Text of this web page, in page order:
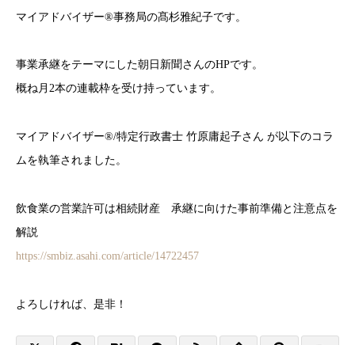
マイアドバイザー®事務局の髙杉雅紀子です。
事業承継をテーマにした朝日新聞さんのHPです。
概ね月2本の連載枠を受け持っています。
マイアドバイザー®/特定行政書士 竹原庸起子さん が以下のコラ
ムを執筆されました。
飲食業の営業許可は相続財産 承継に向けた事前準備と注意点を
解説
https://smbiz.asahi.com/article/14722457
よろしければ、是非！